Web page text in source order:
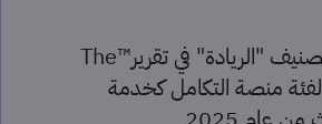
حصلت IBM على تصنيف "الريادة" في تقرير™The
Forrester Wave لفئة منصة التكامل كخدمة